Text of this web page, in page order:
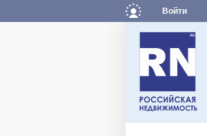
Войти